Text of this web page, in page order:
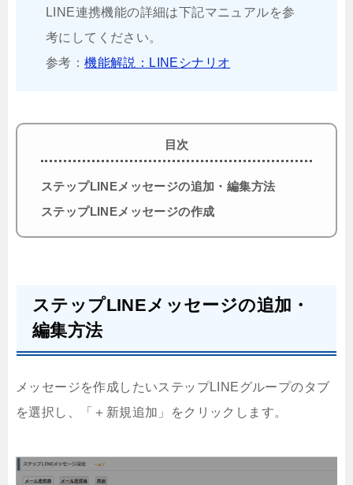
LINE連携機能の詳細は下記マニュアルを参
考にしてください。
参考：機能解説：LINEシナリオ
目次
ステップLINEメッセージの追加・編集方法
ステップLINEメッセージの作成
ステップLINEメッセージの追加・
編集方法
メッセージを作成したいステップLINEグループのタブ
を選択し、「＋新規追加」をクリックします。